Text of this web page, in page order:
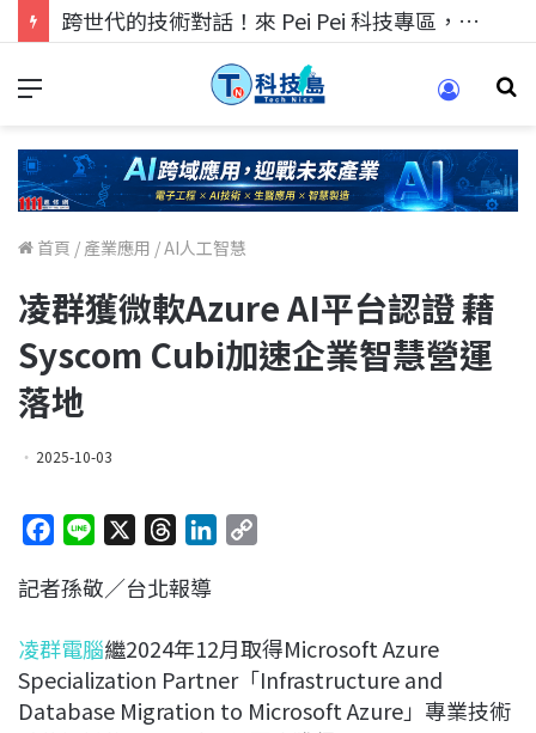
跨世代的技術對話！來 Pei Pei 科技專區，用專業洞察引領學弟妹成長
首頁 / 產業應用 /AI人工智慧
凌群獲微軟Azure AI平台認證 藉
Syscom Cubi加速企業智慧營運
落地
2025-10-03
c
b
o
o
n
r
a
d
s
e
d
I
L
i
n
記者孫敬／台北報導
凌群電腦繼2024年12月取得Microsoft Azure
Specialization Partner「Infrastructure and
Database Migration to Microsoft Azure」專業技術